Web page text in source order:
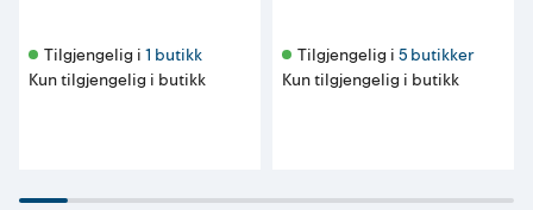
Tilgjengelig i 1 butikk
Kun tilgjengelig i butikk
Tilgjengelig i 5 butikker
Kun tilgjengelig i butikk